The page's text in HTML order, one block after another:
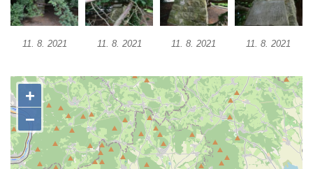
Předoníně
Kenotaf Pepiho Meisela na hřbitově v
Dolním Podluží
Kenotaf Leopolda Malata na hřbitově v
Dolním Podluží
11. 8. 2021 11. 8. 2021 11. 8. 2021 11. 8. 2021